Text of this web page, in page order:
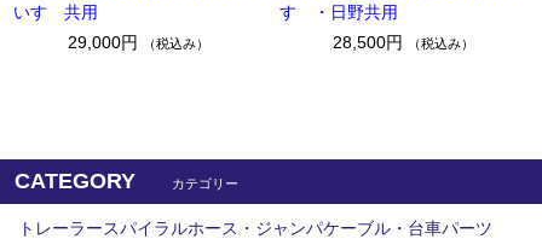
いすゞ共用
29,000円
（税込み）
すゞ・日野共用
28,500円
（税込み）
CATEGORY カテゴリー
トレーラースパイラルホース・ジャンパケーブル・台車パーツ